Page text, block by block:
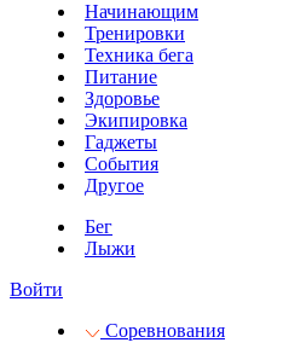
Начинающим
Тренировки
Техника бега
Питание
Здоровье
Экипировка
Гаджеты
События
Другое
Бег
Лыжи
Войти
Соревнования